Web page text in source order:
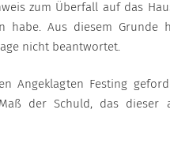
zum Überfall auf das
habe. Aus diesem Grunde
nicht beantwortet.
Angeklagten Festing
der Schuld, das dieser